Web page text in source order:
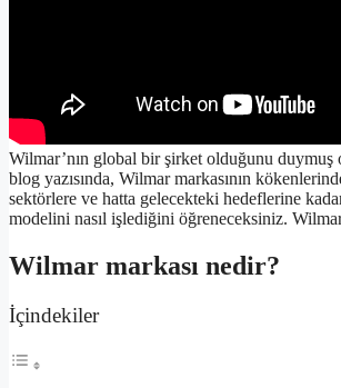
Wilmar’nın global bir şirket olduğunu
blog yazısında, Wilmar markasının
sektörlere ve hatta gelecekteki hedeflerine
modelini nasıl işlediğini öğreneceksiniz.
Wilmar markası nedir?
İçindekiler